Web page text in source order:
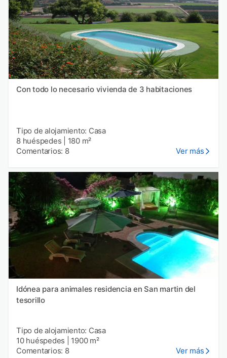
Con todo lo necesario vivienda de 3 habitaciones
Tipo de alojamiento: Casa
8 huéspedes
180 m²
Comentarios: 8
Ver más
Idónea para animales residencia en San martin del
tesorillo
Tipo de alojamiento: Casa
10 huéspedes
1900 m²
Comentarios: 8
Ver más